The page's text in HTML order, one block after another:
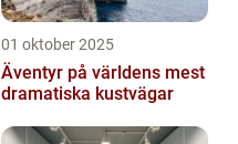
01 oktober 2025
Äventyr på världens mest
dramatiska kustvägar